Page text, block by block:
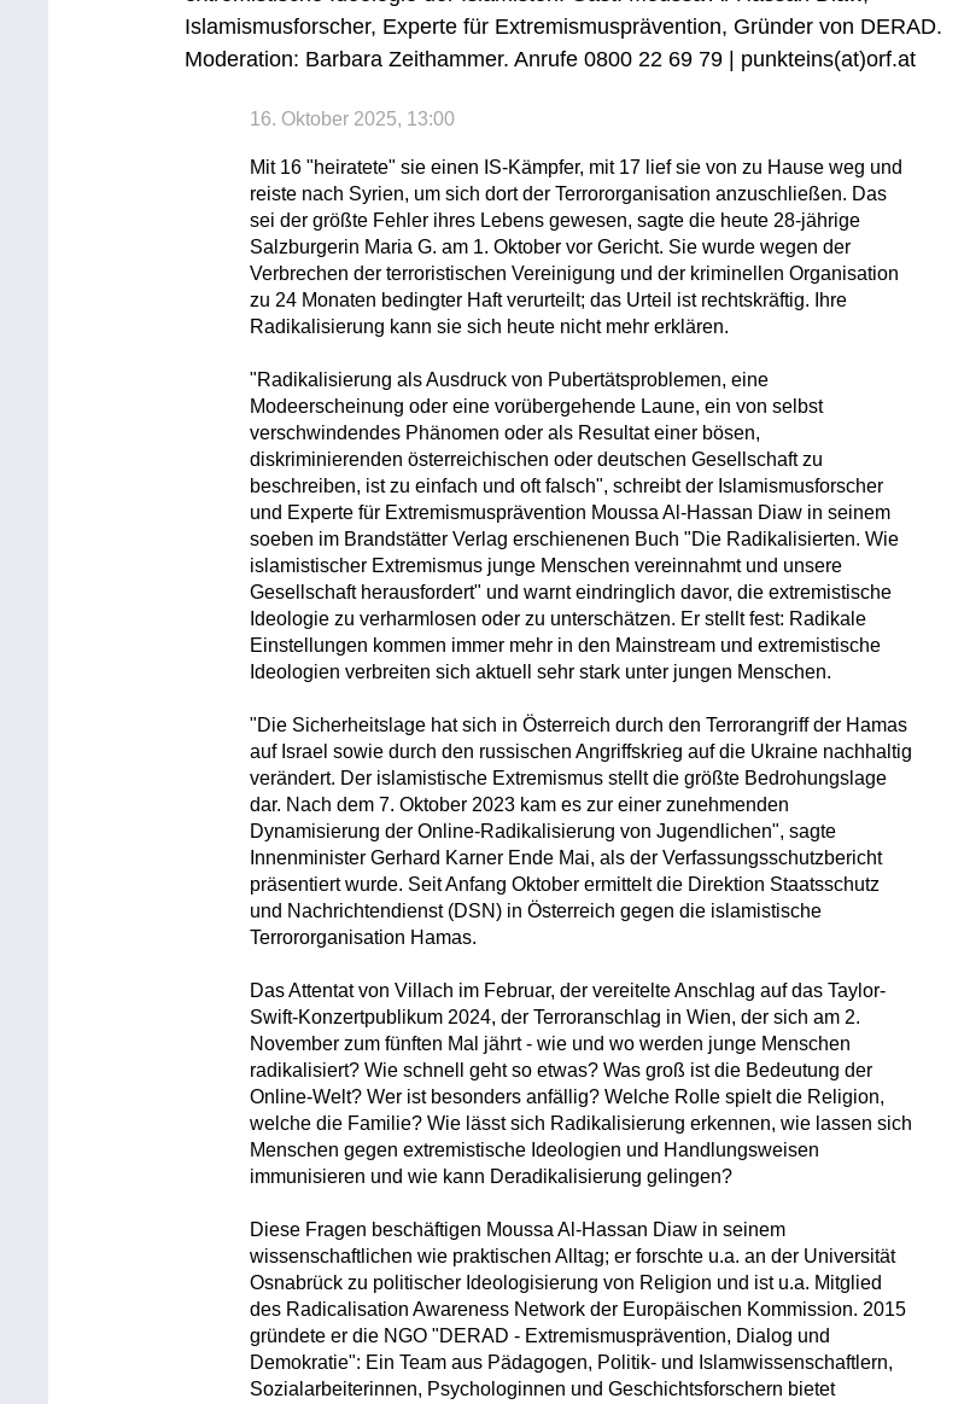
Islamismusforscher, Experte für Extremismusprävention, Gründer von DERAD.
Moderation: Barbara Zeithammer. Anrufe 0800 22 69 79 | punkteins(at)orf.at
16. Oktober 2025, 13:00
Mit 16 "heiratete" sie einen IS-Kämpfer, mit 17 lief sie von zu Hause weg und
reiste nach Syrien, um sich dort der Terrororganisation anzuschließen. Das
sei der größte Fehler ihres Lebens gewesen, sagte die heute 28-jährige
Salzburgerin Maria G. am 1. Oktober vor Gericht. Sie wurde wegen der
Verbrechen der terroristischen Vereinigung und der kriminellen Organisation
zu 24 Monaten bedingter Haft verurteilt; das Urteil ist rechtskräftig. Ihre
Radikalisierung kann sie sich heute nicht mehr erklären.
"Radikalisierung als Ausdruck von Pubertätsproblemen, eine
Modeerscheinung oder eine vorübergehende Laune, ein von selbst
verschwindendes Phänomen oder als Resultat einer bösen,
diskriminierenden österreichischen oder deutschen Gesellschaft zu
beschreiben, ist zu einfach und oft falsch", schreibt der Islamismusforscher
und Experte für Extremismusprävention Moussa Al-Hassan Diaw in seinem
soeben im Brandstätter Verlag erschienenen Buch "Die Radikalisierten. Wie
islamistischer Extremismus junge Menschen vereinnahmt und unsere
Gesellschaft herausfordert" und warnt eindringlich davor, die extremistische
Ideologie zu verharmlosen oder zu unterschätzen. Er stellt fest: Radikale
Einstellungen kommen immer mehr in den Mainstream und extremistische
Ideologien verbreiten sich aktuell sehr stark unter jungen Menschen.
"Die Sicherheitslage hat sich in Österreich durch den Terrorangriff der Hamas
auf Israel sowie durch den russischen Angriffskrieg auf die Ukraine nachhaltig
verändert. Der islamistische Extremismus stellt die größte Bedrohungslage
dar. Nach dem 7. Oktober 2023 kam es zur einer zunehmenden
Dynamisierung der Online-Radikalisierung von Jugendlichen", sagte
Innenminister Gerhard Karner Ende Mai, als der Verfassungsschutzbericht
präsentiert wurde. Seit Anfang Oktober ermittelt die Direktion Staatsschutz
und Nachrichtendienst (DSN) in Österreich gegen die islamistische
Terrororganisation Hamas.
Das Attentat von Villach im Februar, der vereitelte Anschlag auf das Taylor-
Swift-Konzertpublikum 2024, der Terroranschlag in Wien, der sich am 2.
November zum fünften Mal jährt - wie und wo werden junge Menschen
radikalisiert? Wie schnell geht so etwas? Was groß ist die Bedeutung der
Online-Welt? Wer ist besonders anfällig? Welche Rolle spielt die Religion,
welche die Familie? Wie lässt sich Radikalisierung erkennen, wie lassen sich
Menschen gegen extremistische Ideologien und Handlungsweisen
immunisieren und wie kann Deradikalisierung gelingen?
Diese Fragen beschäftigen Moussa Al-Hassan Diaw in seinem
wissenschaftlichen wie praktischen Alltag; er forschte u.a. an der Universität
Osnabrück zu politischer Ideologisierung von Religion und ist u.a. Mitglied
des Radicalisation Awareness Network der Europäischen Kommission. 2015
gründete er die NGO "DERAD - Extremismusprävention, Dialog und
Demokratie": Ein Team aus Pädagogen, Politik- und Islamwissenschaftlern,
Sozialarbeiterinnen, Psychologinnen und Geschichtsforschern bietet